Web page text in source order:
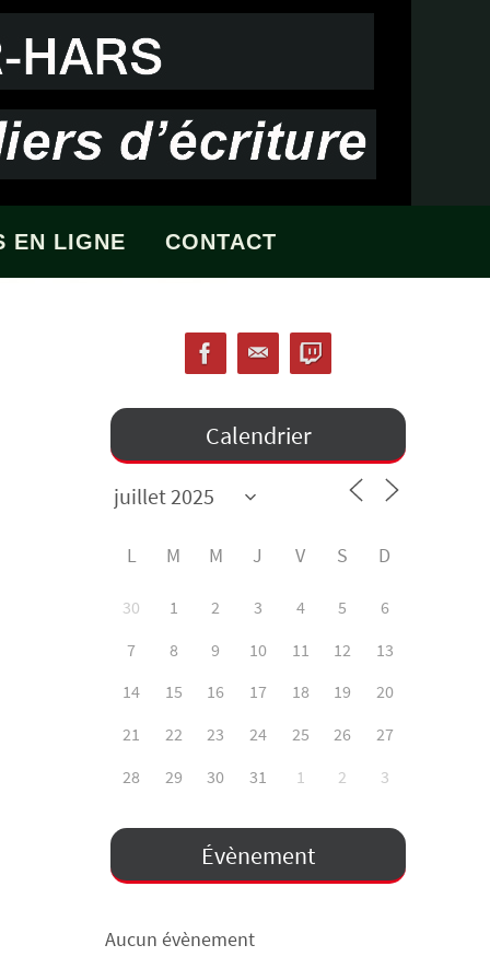
EN LIGNE CONTACT
Calendrier
L M M J V S D
30 1 2 3 4 5
6
7
8 9 10 11 12
13
14
15 16 17 18 19
20
21
22 23 24 25 26
27
28
29 30 31 1 2 3
Évènement
Aucun évènement